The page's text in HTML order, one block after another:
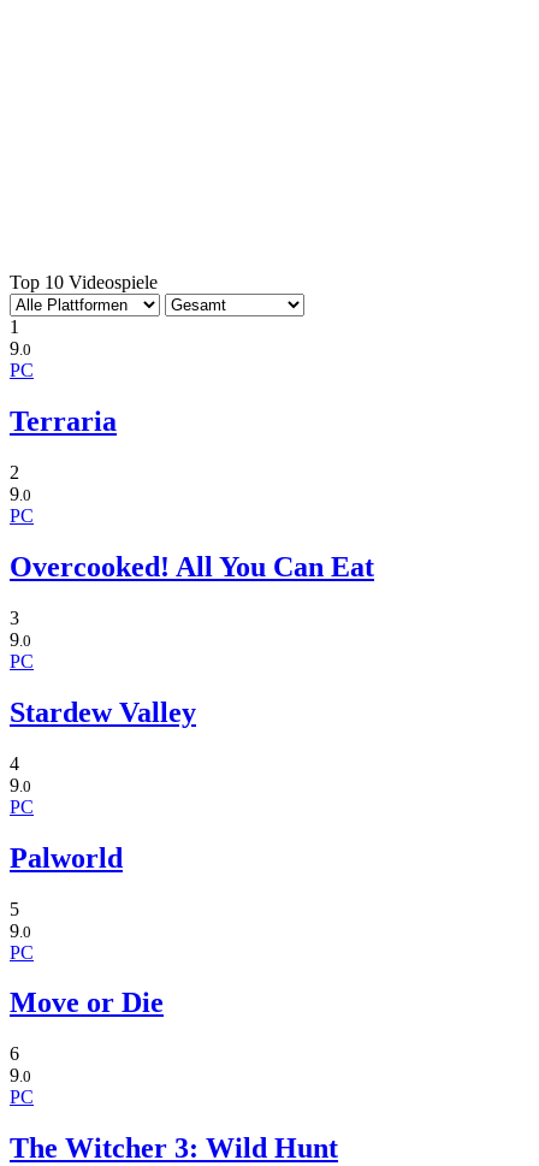
Top 10 Videospiele
1
9.0
PC
Terraria
2
9.0
PC
Overcooked! All You Can Eat
3
9 .0
PC
Stardew Valley
4
9 .0
PC
Palworld
5
9 .0
PC
Move or Die
6
9.0
PC
The Witcher 3: Wild Hunt